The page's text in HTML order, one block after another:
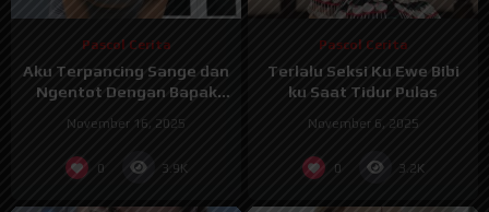
Pascol Cerita
Aku Terpancing Sange dan
Ngentot Dengan Bapak
November 16, 2025
0 3.9K
Pascol Cerita
Terlalu Seksi Ku Ewe Bibi
ku Saat Tidur Pulas
November 6, 2025
0 3.2K